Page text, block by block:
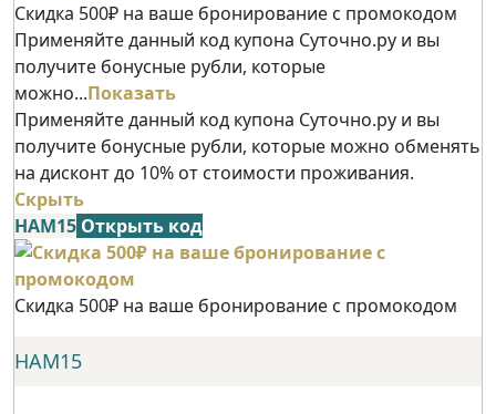
Скидка 500₽ на ваше бронирование с промокодом
Применяйте данный код купона Суточно.ру и вы
получите бонусные рубли, которые
можно...Показать
Применяйте данный код купона Суточно.ру и вы
получите бонусные рубли, которые можно обменять
на дисконт до 10% от стоимости проживания.
Скрыть
НАМ15 Открыть код
Скидка 500₽ на ваше бронирование с промокодом
НАМ15